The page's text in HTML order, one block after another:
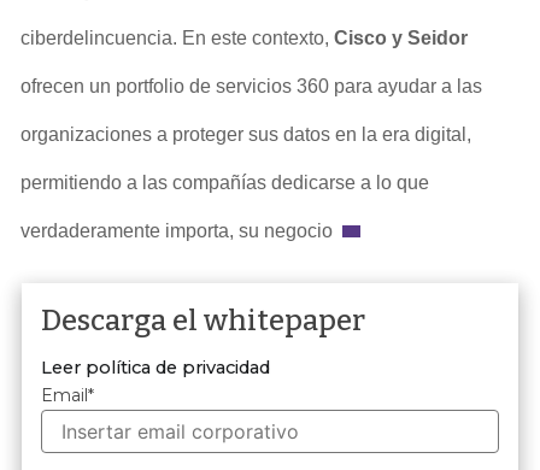
ciberdelincuencia. En este contexto,Cisco y Seidor
ofrecen un portfolio de servicios 360 para ayudar a las
organizaciones a proteger sus datos en la era digital,
permitiendo a las compañías dedicarse a lo que
verdaderamente importa, su negocio
Descarga el whitepaper
Leer política de privacidad
Email*